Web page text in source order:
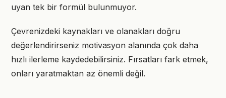
uyan tek bir formül bulunmuyor.
Çevrenizdeki kaynakları ve olanakları doğru
değerlendirirseniz motivasyon alanında çok daha
hızlı ilerleme kaydedebilirsiniz. Fırsatları fark etmek,
onları yaratmaktan az önemli değil.